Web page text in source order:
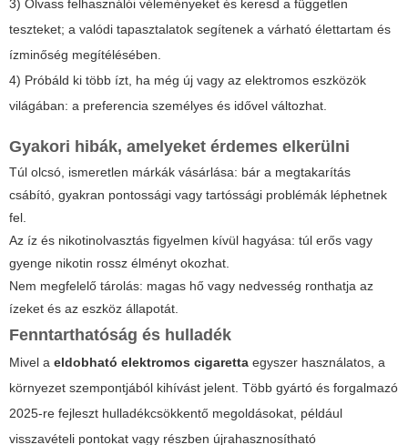
3) Olvass felhasználói véleményeket és keresd a független
teszteket; a valódi tapasztalatok segítenek a várható élettartam és
ízminőség megítélésében.
4) Próbáld ki több ízt, ha még új vagy az elektromos eszközök
világában: a preferencia személyes és idővel változhat.
Gyakori hibák, amelyeket érdemes elkerülni
Túl olcsó, ismeretlen márkák vásárlása: bár a megtakarítás
csábító, gyakran pontossági vagy tartóssági problémák léphetnek
fel.
Az íz és nikotinolvasztás figyelmen kívül hagyása: túl erős vagy
gyenge nikotin rossz élményt okozhat.
Nem megfelelő tárolás: magas hő vagy nedvesség ronthatja az
ízeket és az eszköz állapotát.
Fenntarthatóság és hulladék
Mivel a eldobható elektromos cigaretta egyszer használatos, a
környezet szempontjából kihívást jelent. Több gyártó és forgalmazó
2025-re fejleszt hulladékcsökkentő megoldásokat, például
visszavételi pontokat vagy részben újrahasznosítható